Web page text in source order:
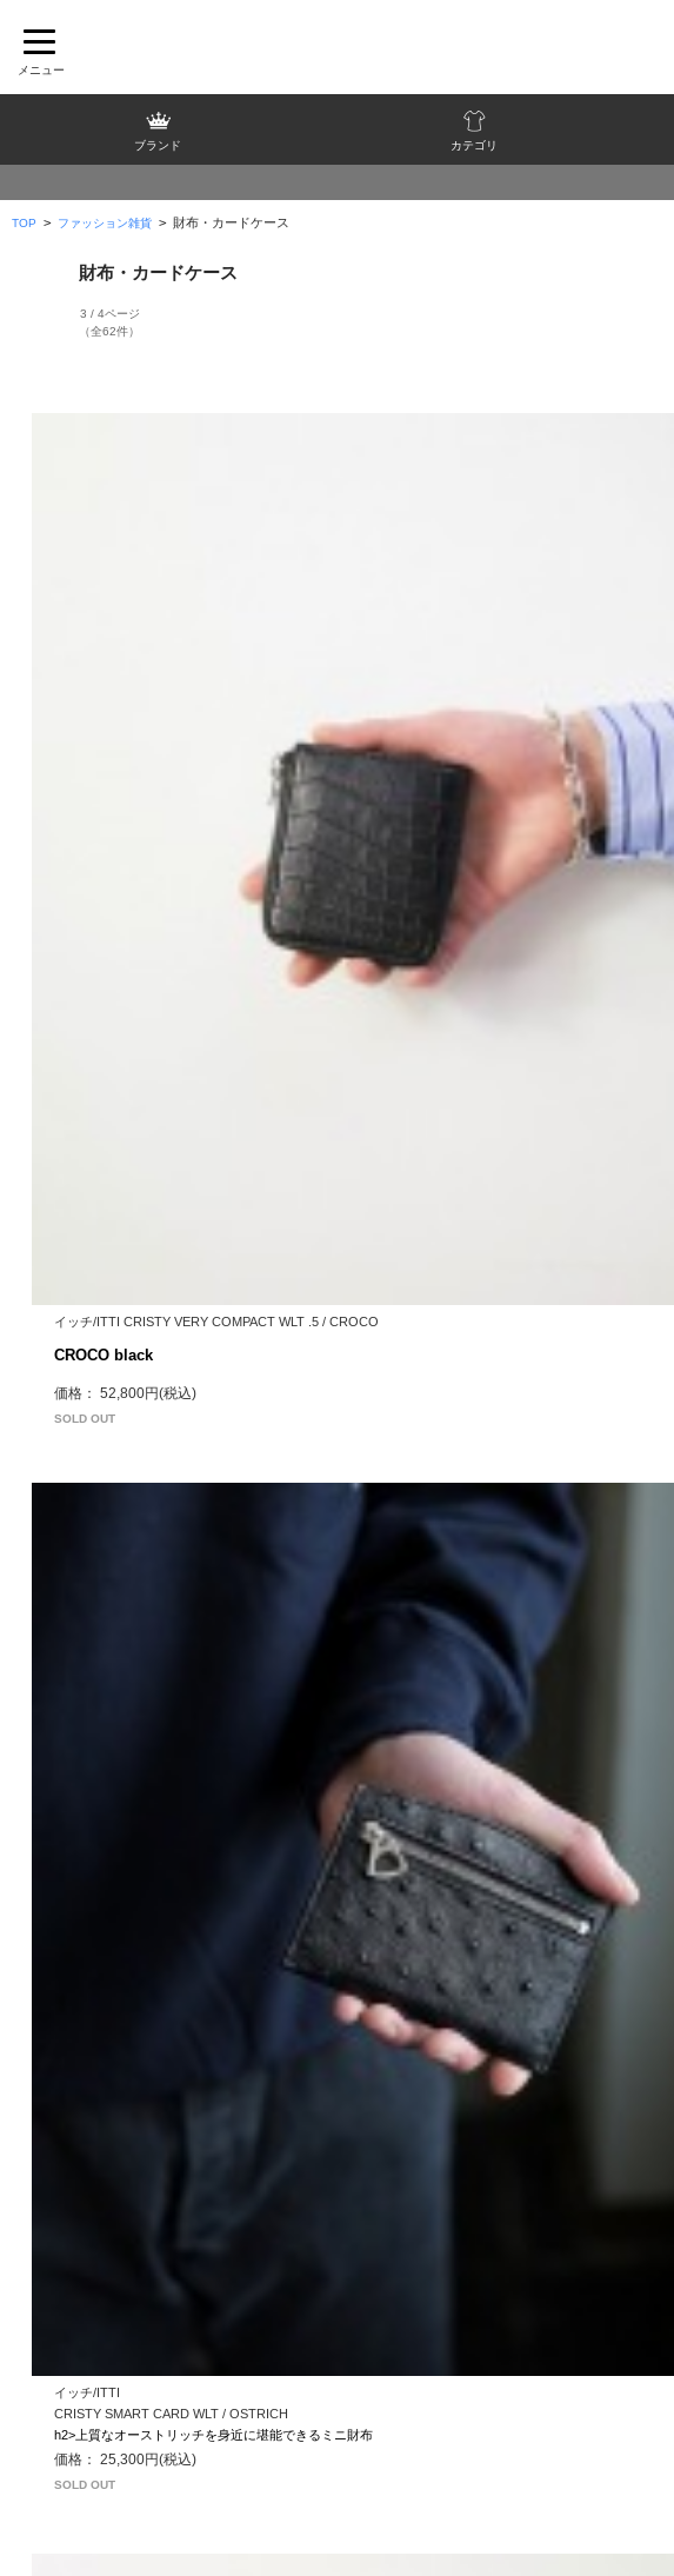
ブランド カテゴリ
TOP > ファッション雑貨 > 財布・カードケース
財布・カードケース
3 / 4ページ
（全62件）
イッチ/ITTI CRISTY VERY COMPACT WLT .5 / CROCO
CROCO black
価格： 52,800円(税込)
SOLD OUT
イッチ/ITTI
CRISTY SMART CARD WLT / OSTRICH
h2>上質なオーストリッチを身近に堪能できるミニ財布
価格： 25,300円(税込)
SOLD OUT